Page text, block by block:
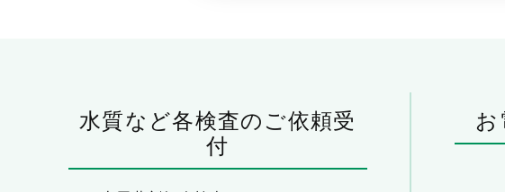
水質など各検査のご依頼受
付